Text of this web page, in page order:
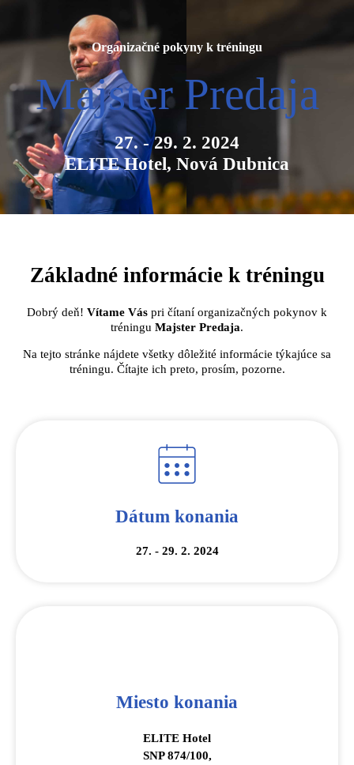
Organizačné pokyny k tréningu
Majster Predaja
27. - 29. 2. 2024
ELITE Hotel, Nová Dubnica
Základné informácie k tréningu
Dobrý deň! Vítame Vás pri čítaní organizačných pokynov k
tréningu Majster Predaja.
Na tejto stránke nájdete všetky dôležité informácie týkajúce sa
tréningu. Čítajte ich preto, prosím, pozorne.
Dátum konania
27. - 29. 2. 2024
Miesto konania
ELITE Hotel
SNP 874/100,